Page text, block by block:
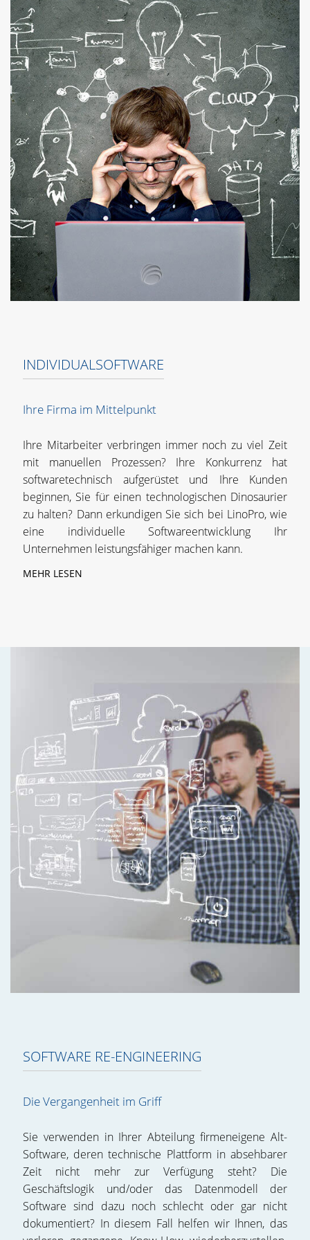
Transport und Logistik
Chipindustrie
Messtechnik
Medizin
Übersetzungsdienstleistungen
Unsere Softwareentwickler beherrschen aktuelle
Techniken der Softwarearchitektur und
Programmierung. Natürlich sind wir vertraut mit
allen wichtigen objektorientierten
Programmiersprachen. Zusätzlich gehören einige
Programmiersprachen aus den frühen Zeiten der
Softwareentwicklung zu unserem Portfolio, so
dass wir höchstwahrscheinlich auch Ihre alte
Software verstehen und aktualisieren können.
Wenn wir Ihr Interesse geweckt haben,
Ansprechpartner inKontakt
INDIVIDUALSOFTWARE
Ihre Firma im Mittelpunkt
Ihre Mitarbeiter verbringen immer noch zu viel Zeit
mit manuellen Prozessen? Ihre Konkurrenz hat
softwaretechnisch aufgerüstet und Ihre Kunden
beginnen, Sie für einen technologischen Dinosaurier
zu halten? Dann erkundigen Sie sich bei LinoPro, wie
eine individuelle Softwareentwicklung Ihr
Unternehmen leistungsfähiger machen kann.
MEHR LESEN
SOFTWARE RE-ENGINEERING
Die Vergangenheit im Griff
Sie verwenden in Ihrer Abteilung firmeneigene Alt-
Software, deren technische Plattform in absehbarer
Zeit nicht mehr zur Verfügung steht? Die
Geschäftslogik und/oder das Datenmodell der
Software sind dazu noch schlecht oder gar nicht
dokumentiert? In diesem Fall helfen wir Ihnen, das